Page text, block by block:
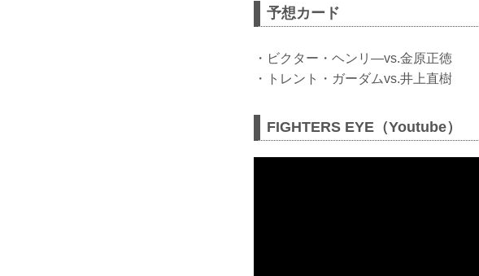
予想カード
・ビクター・ヘンリ―vs.金原正徳
・トレント・ガーダムvs.井上直樹
FIGHTERS EYE（Youtube）